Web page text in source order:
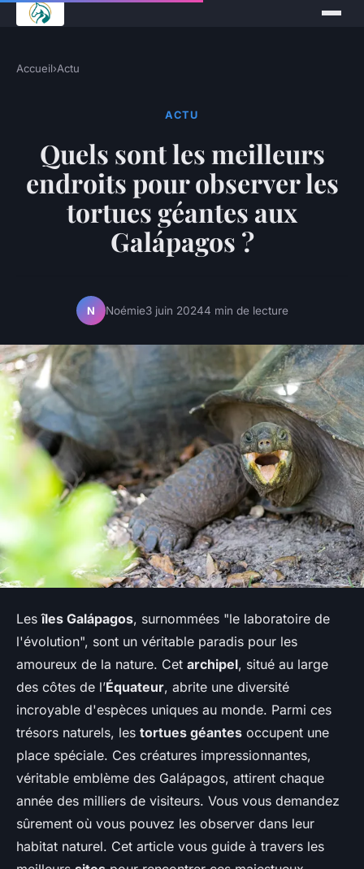
Accueil›Actu
ACTU
Quels sont les meilleurs
endroits pour observer les
tortues géantes aux
Galápagos ?
N Noémie3 juin 20244 min de lecture
Lesîles Galápagos, surnommées "le laboratoire de
l'évolution", sont un véritable paradis pour les
amoureux de la nature. Cet archipel, situé au large
des côtes de l’Équateur, abrite une diversité
incroyable d'espèces uniques au monde. Parmi ces
trésors naturels, les tortues géantes occupent une
place spéciale. Ces créatures impressionnantes,
véritable emblème des Galápagos, attirent chaque
année des milliers de visiteurs. Vous vous demandez
sûrement où vous pouvez les observer dans leur
habitat naturel. Cet article vous guide à travers les